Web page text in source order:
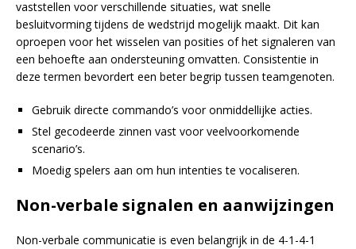
vaststellen voor verschillende situaties, wat snelle
besluitvorming tijdens de wedstrijd mogelijk maakt. Dit kan
oproepen voor het wisselen van posities of het signaleren van
een behoefte aan ondersteuning omvatten. Consistentie in
deze termen bevordert een beter begrip tussen teamgenoten.
Gebruik directe commando’s voor onmiddellijke acties.
Stel gecodeerde zinnen vast voor veelvoorkomende
scenario’s.
Moedig spelers aan om hun intenties te vocaliseren.
Non-verbale signalen en aanwijzingen
Non-verbale communicatie is even belangrijk in de 4-1-4-1